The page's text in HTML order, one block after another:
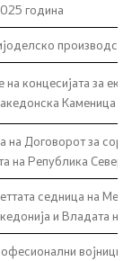
година
концесијата за
на Договорот за
на Република
седница на
и Владата на
војници